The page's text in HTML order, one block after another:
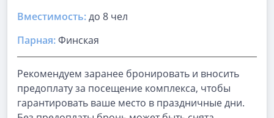
Вместимость:до 8 чел
Парная:Финская
Рекомендуем заранее бронировать и вносить
предоплату за посещение комплекса, чтобы
гарантировать ваше место в праздничные дни.